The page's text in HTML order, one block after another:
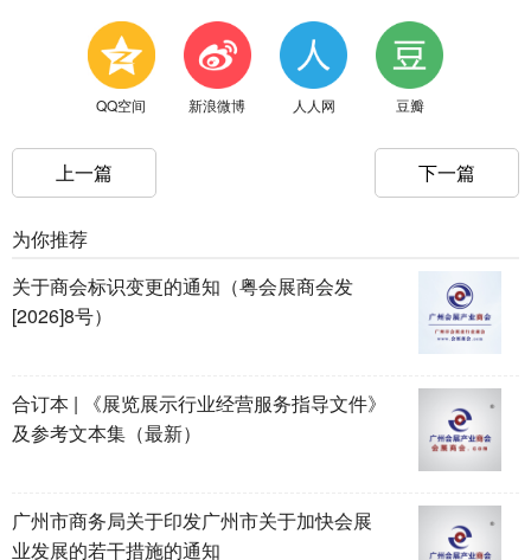
QQ空间 新浪微博 人人网 豆瓣
上一篇 下一篇
为你推荐
关于商会标识变更的通知（粤会展商会发
[2026]8号）
合订本 | 《展览展示行业经营服务指导文件》
及参考文本集（最新）
广州市商务局关于印发广州市关于加快会展
业发展的若干措施的通知